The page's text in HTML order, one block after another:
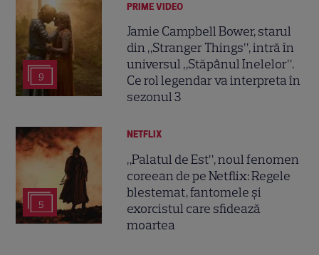
9
PRIME VIDEO
Jamie Campbell Bower, starul
din „Stranger Things”, intră în
universul „Stăpânul Inelelor”.
Ce rol legendar va interpreta în
sezonul 3
5
NETFLIX
„Palatul de Est”, noul fenomen
coreean de pe Netflix: Regele
blestemat, fantomele și
exorcistul care sfidează
moartea